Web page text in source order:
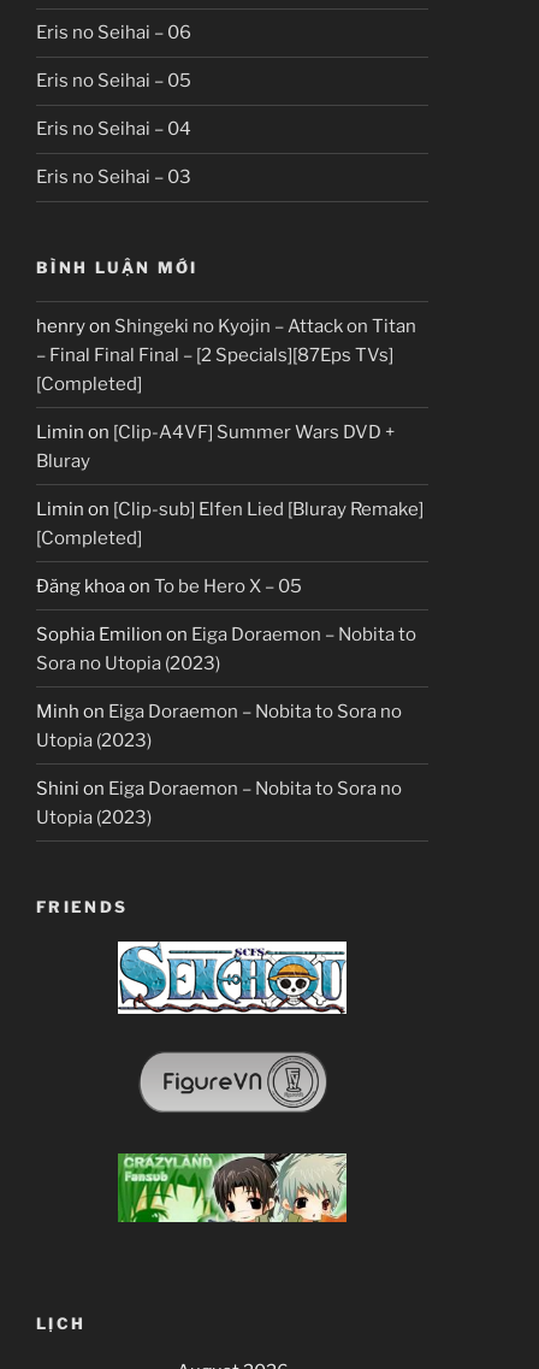
Eris no Seihai – 06
Eris no Seihai – 05
Eris no Seihai – 04
Eris no Seihai – 03
BÌNH LUẬN MỚI
henryon Shingeki no Kyojin – Attack on Titan
– Final Final Final – [2 Specials][87Eps TVs]
[Completed]
Limin on [Clip-A4VF] Summer Wars DVD +
Bluray
Limin on [Clip-sub] Elfen Lied [Bluray Remake]
[Completed]
Đăng khoaon To be Hero X – 05
Sophia Emilion on Eiga Doraemon – Nobita to
Sora no Utopia (2023)
Minh on Eiga Doraemon – Nobita to Sora no
Utopia (2023)
Shini on Eiga Doraemon – Nobita to Sora no
Utopia (2023)
FRIENDS
LỊCH